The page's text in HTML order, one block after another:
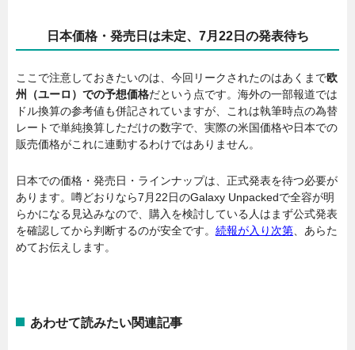
日本価格・発売日は未定、7月22日の発表待ち
ここで注意しておきたいのは、今回リークされたのはあくまで欧
州（ユーロ）での予想価格だという点です。海外の一部報道では
ドル換算の参考値も併記されていますが、これは執筆時点の為替
レートで単純換算しただけの数字で、実際の米国価格や日本での
販売価格がこれに連動するわけではありません。
日本での価格・発売日・ラインナップは、正式発表を待つ必要が
あります。噂どおりなら7月22日のGalaxy Unpackedで全容が明
らかになる見込みなので、購入を検討している人はまず公式発表
を確認してから判断するのが安全です。 続報が入り次第 、あらた
めてお伝えします。
あわせて読みたい関連記事